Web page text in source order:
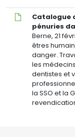
portrait
d’Alexandre
Emery
Catalogue
revendications
contre
pénuries
système
Catalogue
pénuries
Berne, 21
êtres
danger.
les
dentistes et
la SSO et la